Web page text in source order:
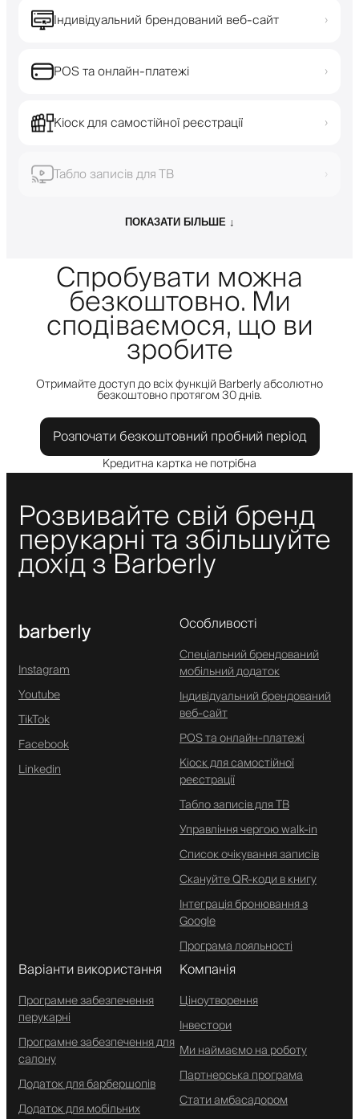
Індивідуальний брендований веб-сайт ›
POS та онлайн-платежі ›
Кіоск для самостійної реєстрації ›
Табло записів для ТВ ›
ПОКАЗАТИ БІЛЬШЕ ↓
Спробувати можна
безкоштовно. Ми
сподіваємося, що ви
зробите
Отримайте доступ до всіх функцій Barberly абсолютно
безкоштовно протягом 30 днів.
Розпочати безкоштовний пробний період
Кредитна картка не потрібна
Розвивайте свій бренд
перукарні та збільшуйте
дохід з Barberly
barberly
Instagram
Youtube
TikTok
Facebook
Linkedin
Особливості
Спеціальний брендований
мобільний додаток
Індивідуальний брендований
веб-сайт
POS та онлайн-платежі
Кіоск для самостійної
реєстрації
Табло записів для ТВ
Управління чергою walk-in
Список очікування записів
Скануйте QR-коди в книгу
Інтеграція бронювання з
Google
Програма лояльності
Варіанти використання
Програмне забезпечення
перукарні
Програмне забезпечення для
салону
Додаток для барбершопів
Додаток для мобільних
Компанія
Ціноутворення
Інвестори
Ми наймаємо на роботу
Партнерська програма
Стати амбасадором